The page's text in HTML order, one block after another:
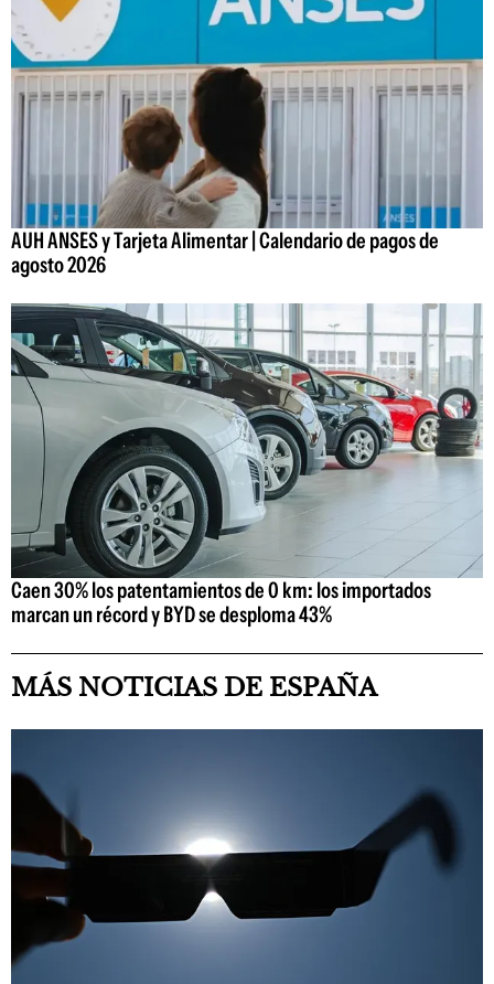
AUH ANSES y Tarjeta Alimentar | Calendario de pagos de
agosto 2026
Caen 30% los patentamientos de 0 km: los importados
marcan un récord y BYD se desploma 43%
MÁS NOTICIAS DE ESPAÑA